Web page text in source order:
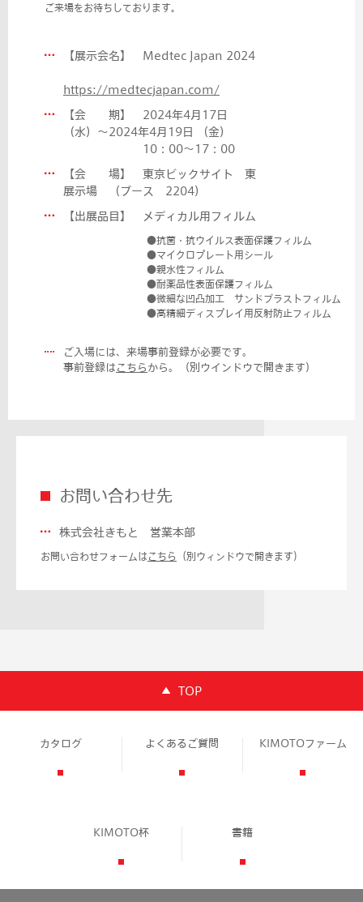
ご来場をお待ちしております。
【展示会名】 Medtec Japan 2024
https://medtecjapan.com/
【会 期】 2024年4月17日
（水）〜2024年4月19日 （金）
10：00～17：00
【会 場】 東京ビックサイト 東
展示場 （ブース 2204）
【出展品目】 メディカル用フィルム
●抗菌・抗ウイルス表面保護フィルム
●マイクロプレート用シール
●親水性フィルム
●耐薬品性表面保護フィルム
●微細な凹凸加工 サンドブラストフィルム
●高精細ディスプレイ用反射防止フィルム
ご入場には、来場事前登録が必要です。
事前登録はこちらから。（別ウインドウで開きます）
お問い合わせ先
株式会社きもと 営業本部
お問い合わせフォームはこちら （別ウィンドウで開きます）
TOP
カタログ よくあるご質問 KIMOTOファーム
KIMOTO杯 書籍